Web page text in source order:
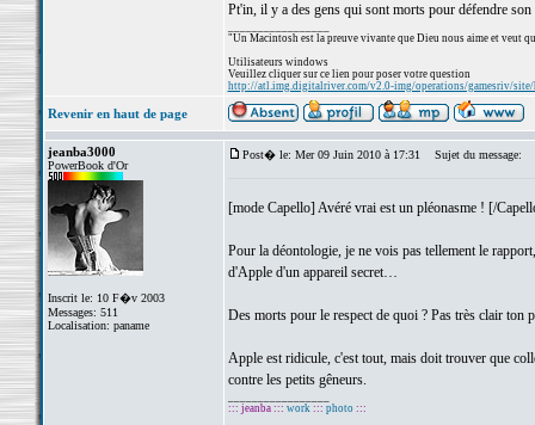
Pt'in, il y a des gens qui sont morts pour défendre son
"Un Macintosh est la preuve vivante que Dieu nous aime et veut
Utilisateurs windows
Veuillez cliquer sur ce lien pour poser votre question
http://atl.img.digitalriver.com/v2.0-img/operations/gamesriv/
Revenir en haut de page
jeanba3000
PowerBook d'Or
Inscrit le: 10 F�v 2003
Messages: 511
Localisation: paname
Post� le: Mer 09 Juin 2010 à 17:31 Sujet du message:
[mode Capello] Avéré vrai est un pléonasme ! [/
Pour la déontologie, je ne vois pas tellement le
d'Apple d'un appareil secret…
Des morts pour le respect de quoi ? Pas très clair ton
Apple est ridicule, c'est tout, mais doit trouver que
contre les petits gêneurs.
::: jeanba ::: work::: photo:::